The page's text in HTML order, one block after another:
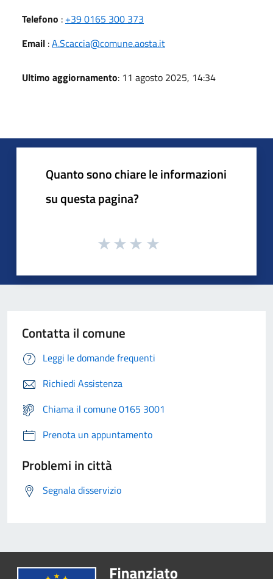
Telefono : +39 0165 300 373
Email :A.Scaccia@comune.aosta.it
Ultimo aggiornamento: 11 agosto 2025, 14:34
Quanto sono chiare le informazioni
su questa pagina?
Contatta il comune
Leggi le domande frequenti
Richiedi Assistenza
Chiama il comune 0165 3001
Prenota un appuntamento
Problemi in città
Segnala disservizio